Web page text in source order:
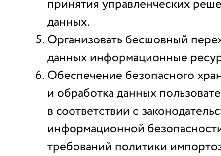
принятия управленческих
данных.
Организовать бесшовный
данных информационные
Обеспечение безопасного
и обработка данных
в соответствии с
информационной
требований политики